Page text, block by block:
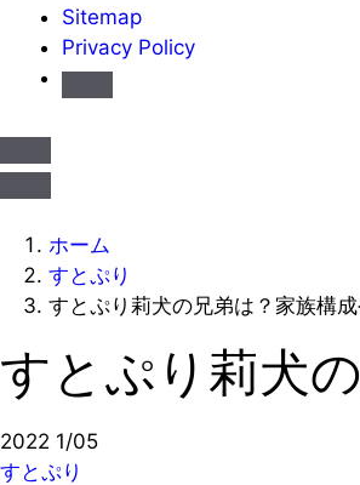
Sitemap
Privacy Policy
ホーム
すとぷり
すとぷり莉犬の兄弟は？家族構
すとぷり莉犬
2022 1/05
すとぷり